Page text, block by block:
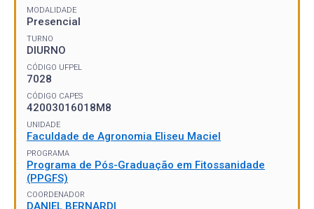
MODALIDADE
Presencial
TURNO
DIURNO
CÓDIGO UFPEL
7028
CÓDIGO CAPES
42003016018M8
UNIDADE
Faculdade de Agronomia Eliseu Maciel
PROGRAMA
Programa de Pós-Graduação em Fitossanidade
(PPGFS)
COORDENADOR
DANIEL BERNARDI